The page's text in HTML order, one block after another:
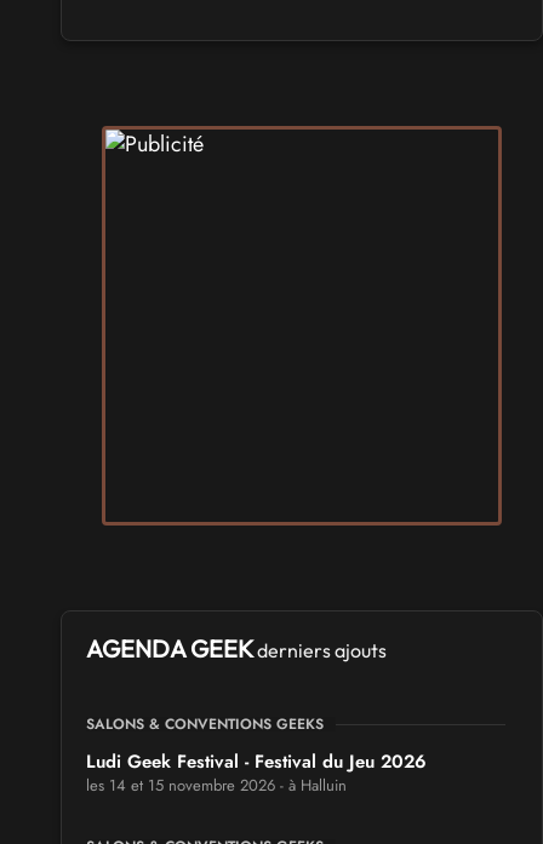
AGENDA GEEKderniers ajouts
SALONS & CONVENTIONS GEEKS
Ludi Geek Festival - Festival du Jeu 2026
les 14 et 15 novembre 2026 - à Halluin